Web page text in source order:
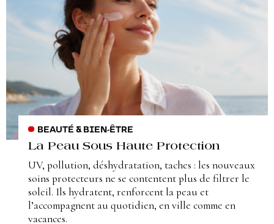
BEAUTÉ & BIEN-ÊTRE
La Peau Sous Haute Protection
UV, pollution, déshydratation, taches : les nouveaux
soins protecteurs ne se contentent plus de filtrer le
soleil. Ils hydratent, renforcent la peau et
l’accompagnent au quotidien, en ville comme en
vacances.